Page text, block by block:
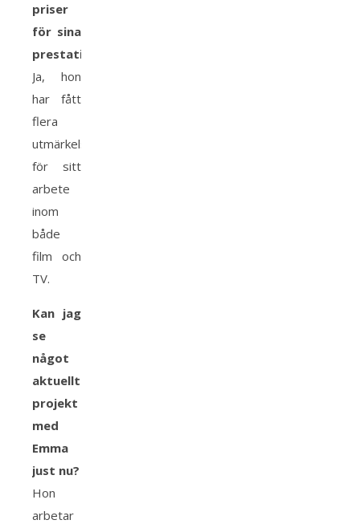
priser
för sina
prestationer?
Ja, hon
har fått
flera
utmärkelser
för sitt
arbete
inom
både
film och
TV.
Kan jag
se
något
aktuellt
projekt
med
Emma
just nu?
Hon
arbetar